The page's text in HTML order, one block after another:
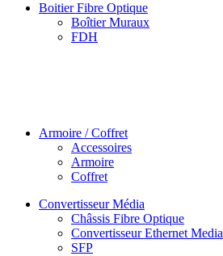
Boitier Fibre Optique
Boîtier Muraux
FDH
Armoire / Coffret
Accessoires
Armoire
Coffret
Convertisseur Média
Châssis Fibre Optique
Convertisseur Ethernet Media
SFP